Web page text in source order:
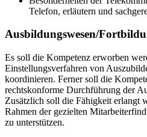
Telefon, erläutern und
Ausbildungswesen/
Es soll die Kompetenz erworben
Einstellungsverfahren von
koordinieren. Ferner soll die
rechtskonforme Durchführung der
Zusätzlich soll die Fähigkeit erlangt
Rahmen der gezielten
zu unterstützen.